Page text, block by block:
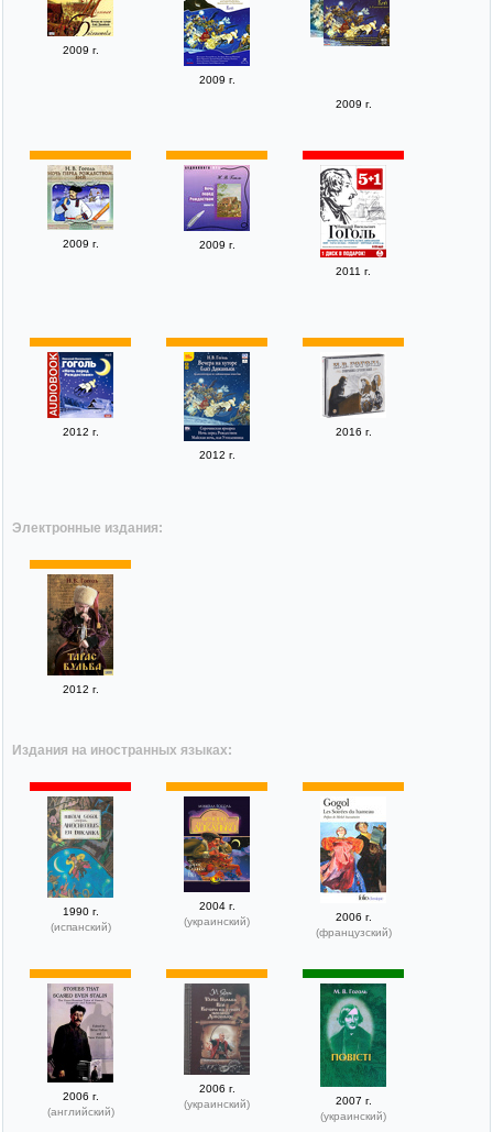
2009 г.
2009 г.
2009 г.
2009 г. 2009 г.
2011 г.
2012 г.
2012 г.
2016 г.
Электронные издания:
2012 г.
Издания на иностранных языках:
1990 г.
(испанский)
2004 г.
(украинский)
2006 г.
(французский)
2006 г.
(английский)
2006 г.
(украинский)
2007 г.
(украинский)